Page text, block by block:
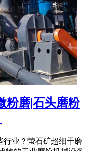
粉磨|石头磨粉
行业？萤石矿超细干磨